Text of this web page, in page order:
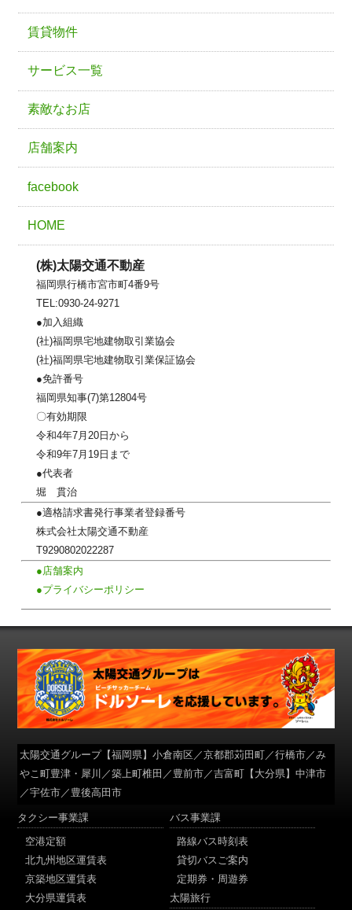
賃貸物件
サービス一覧
素敵なお店
店舗案内
facebook
HOME
(株)太陽交通不動産
福岡県行橋市宮市町4番9号
TEL:0930-24-9271
●加入組織
(社)福岡県宅地建物取引業協会
(社)福岡県宅地建物取引業保証協会
●免許番号
福岡県知事(7)第12804号
〇有効期限
令和4年7月20日から
令和9年7月19日まで
●代表者
堀 貫治
●適格請求書発行事業者登録番号
株式会社太陽交通不動産
T9290802022287
●店舗案内
●プライバシーポリシー
太陽交通グループ【福岡県】小倉南区／京都郡苅田町／行橋市／み
やこ町豊津・犀川／築上町椎田／豊前市／吉富町【大分県】中津市
／宇佐市／豊後高田市
タクシー事業課
空港定額
北九州地区運賃表
京築地区運賃表
大分県運賃表
バス事業課
路線バス時刻表
貸切バスご案内
定期券・周遊券
太陽旅行